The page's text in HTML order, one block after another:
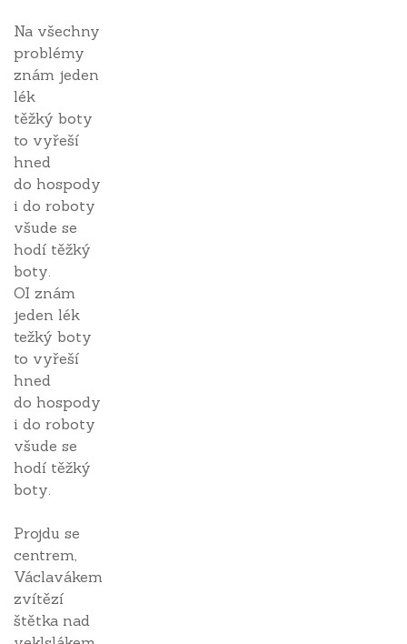
Na všechny
problémy
znám jeden
lék
těžký boty
to vyřeší
hned
do hospody
i do roboty
všude se
hodí těžký
boty.
OI znám
jeden lék
težký boty
to vyřeší
hned
do hospody
i do roboty
všude se
hodí těžký
boty.
Projdu se
centrem,
Václavákem
zvítězí
štětka nad